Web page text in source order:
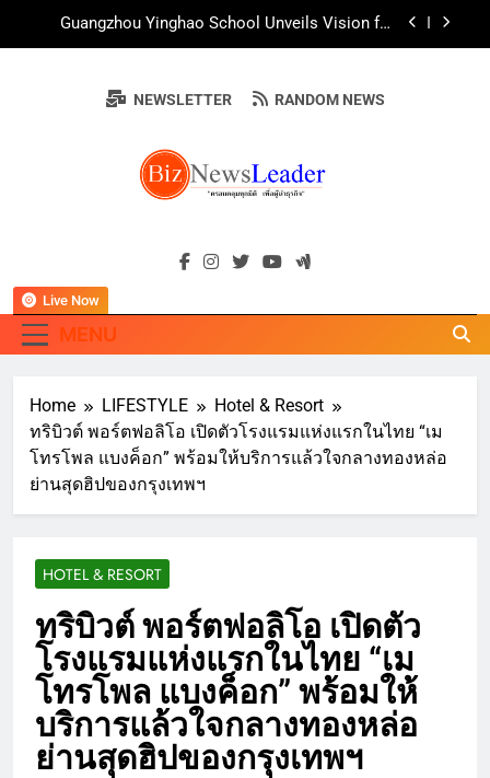
AirAsia X SEE FAH พันธมิตรทางธุรกิจยาวนานกว่า
ทางวิชาการและการตลาดเชิงรุก แนะเคล็ดลับปรับ
ธุรกิจท่องเที่ยวไทย “ขายได้ ขายดี ขายนาน”
สืบสานพุทธศาสนา สร้างสังคมปลอดเหล้า ภายใต้
แนวคิด “90 วัน เก็บแต้มสุขภาพดี สิ่งดีๆ จะเกิดขึ้น”
Guangzhou Yinghao School Unveils Vision for
Future-Ready Education
“ข้าวหน้าไก่ราชวงศ์” พุ่งทะยานสู่น่านฟ้า
ททท. ร่วมมือกับ จุฬาลงกรณ์มหาวิทยาลัย จัดสัมมนา
ธุรกิจท่องเที่ยวไทย “ขายได้ ขายดี ขายนาน”
BIZNEWSLEADER
"ครอบคลุมทุกมิติ เพื่อ…ผู้นำธุรกิจ"
NEWSLETTER RANDOM NEWS
MENU
Live Now
Home LIFESTYLE
Hotel & Resort
ทริบิวต์ พอร์ตฟอลิโอ เปิดตัวโรงแรมแห่งแรกในไทย “เม
โทรโพล แบงค็อก” พร้อมให้บริการแล้วใจกลางทองหล่อ
ย่านสุดฮิปของกรุงเทพฯ
HOTEL & RESORT
ทริบิวต์ พอร์ตฟอลิโอ เปิดตัว
โรงแรมแห่งแรกในไทย “เม
โทรโพล แบงค็อก” พร้อมให้
บริการแล้วใจกลางทองหล่อ
ย่านสุดฮิปของกรุงเทพฯ